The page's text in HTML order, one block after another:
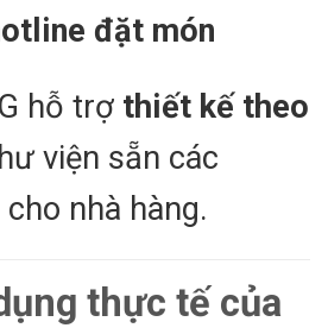
đặt món
hỗ trợ thiết kế theo
viện sẵn các
nhà hàng.
thực tế của